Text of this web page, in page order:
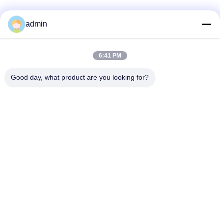
Bad Request
Lantai ubin vinil
admin
6:41 PM
Good day, what product are you looking for?